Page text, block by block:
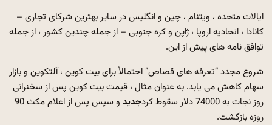
ایالات متحده ، ویتنام ، چین و انگلیس در سایر بهترین شرکای تجاری –
کانادا ، اتحادیه اروپا ، ژاپن و کره جنوبی – از جمله چندین کشور ، از جمله
توافق نامه های پیش از این.
شروع مجدد “تعرفه های قصاص” احتمالاً برای بیت کوین ، آلتکوین و بازار
سهام کاهش می یابد. به عنوان مثال ، قیمت بیت کوین پس از سخنرانی
روز نجات به 74000 دلار سقوط کرد
جدید
و سپس پس از اعلام مکث 90
روزه بازگشت.